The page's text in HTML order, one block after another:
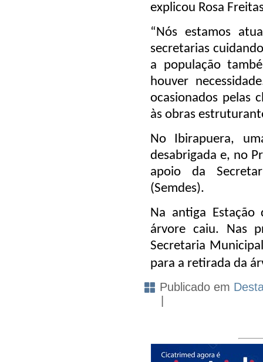
explicou Rosa
“Nós estamos
secretarias
a população
houver
ocasionados pelas
às obras
No Ibirapuera,
desabrigada e, no
apoio da
(Semdes).
Na antiga Estação
árvore caiu. Nas
Secretaria
para a retirada da
Publicado em